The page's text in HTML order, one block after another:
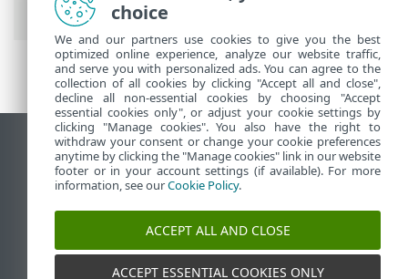
Warnungen> Bestätigungsnachrichten
Desktop-Site anzeigen
End of Life
ESET Knowledgebase
ESET-Forum
ESET Status Portal
Regionaler Support
choice
We and our partners use cookies to give you the best
optimized online experience, analyze our website traffic,
and serve you with personalized ads. You can agree to the
collection of all cookies by clicking "Accept all and close",
decline all non-essential cookies by choosing "Accept
essential cookies only", or adjust your cookie settings by
clicking "Manage cookies". You also have the right to
withdraw your consent or change your cookie preferences
anytime by clicking the "Manage cookies" link in our website
footer or in your account settings (if available). For more
information, see ourCookie Policy.
ACCEPT ALL AND CLOSE
ACCEPT ESSENTIAL COOKIES ONLY